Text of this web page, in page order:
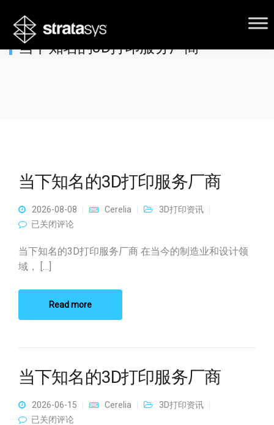
当下知名的3D打印服务厂商
当下知名的3D打印服务厂商
2026-08-08 Cerelia
3D打印资讯
当下知名的3D打印服务厂商
已关闭评论
当下知名的3D打印服务厂商 在当今的制造业和设计领
域， […]
Read more
当下知名的3D打印服务厂商
2026-06-15 Cerelia
3D打印资讯
当下知名的3D打印服务厂商
已关闭评论